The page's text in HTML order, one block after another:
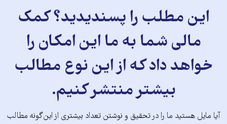
این مطلب را پسندیدید؟ کمک
مالی شما به ما این امکان را
خواهد داد که از این نوع مطالب
بیشتر منتشر کنیم.
آیا مایل هستید ما را در تحقیق و نوشتن تعداد بیشتری از این‌گونه مطالب